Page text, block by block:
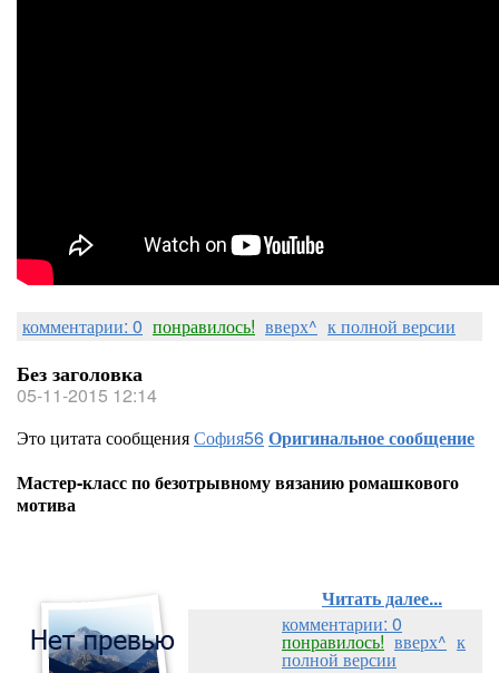
комментарии: 0 понравилось! вверх^ к полной версии
Без заголовка
05-11-2015 12:14
Это цитата сообщенияСофия56Оригинальное сообщение
Мастер-класс по безотрывному вязанию ромашкового
мотива
Читать далее...
комментарии: 0
понравилось! вверх^ к
полной версии